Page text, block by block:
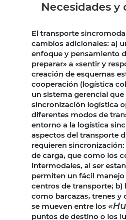
Necesidades y
El transporte
cambios adicionales: a)
enfoque y pensamiento
preparar» a «sentir y
creación de esquemas
cooperación (logística
un sistema gerencial
sincronización logística
diferentes modos de
entorno a la logística
aspectos del transporte
requieren
de carga, que como los
intermodales, al ser
permiten un fácil
centros de transporte; b)
como barcazas, trenes y
se mueven entre los
puntos de destino o los